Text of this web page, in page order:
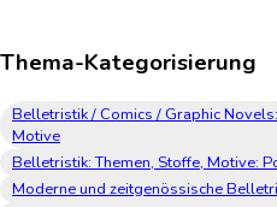
Thema-Kategorisierung
Belletristik / Comics / Graphic
Motive
Belletristik: Themen, Stoffe, Motive:
Moderne und zeitgenössische